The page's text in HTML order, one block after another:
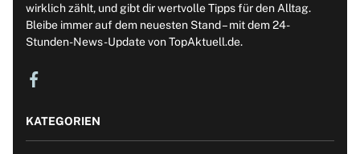
wirklich zählt, und gibt dir wertvolle Tipps für den Alltag.
Bleibe immer auf dem neuesten Stand – mit dem 24-
Stunden-News-Update von TopAktuell.de.
KATEGORIEN